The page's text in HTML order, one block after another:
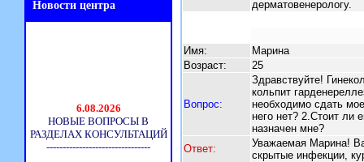
дерматовенерологу.
Имя:
Марина
Возраст:
25
Вопрос:
Здравствуйте!
кольпит
необходимо сдать
него нет? 2.Стоит ли
назначен мне?
Ответ:
Уважаемая Марина!
скрытые инфекции,
Новости центра